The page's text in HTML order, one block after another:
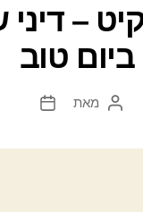
–
ביום טוב
המחבר
מאת
תאריך